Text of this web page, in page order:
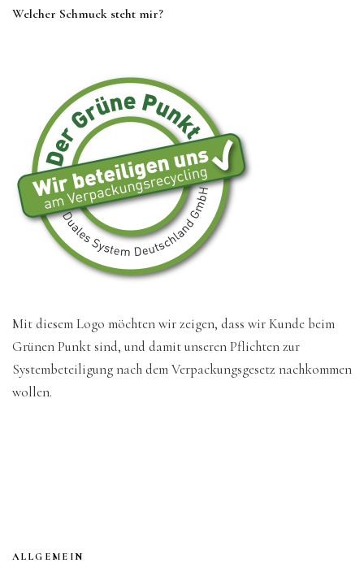
Welcher Schmuck steht mir?
Mit diesem Logo möchten wir zeigen, dass wir Kunde beim
Grünen Punkt sind, und damit unseren Pflichten zur
Systembeteiligung nach dem Verpackungsgesetz nachkommen
wollen.
ALLGEMEIN